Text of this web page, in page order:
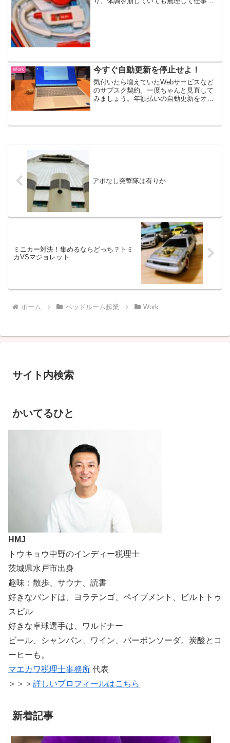
Work 今すぐ自動更新を停止せよ！
気付いたら増えていたWebサービスなど
のサブスク契約。一度ちゃんと見直して
みましょう。年額払いの自動更新をオフ
アポなし突撃隊は有りか
ミニカー対決！集めるならどっち？トミ
カVSマジョレット
ホーム ベッドルーム起業 Work
サイト内検索
かいてるひと
HMJ
トウキョウ中野のインディー税理士
茨城県水戸市出身
趣味：散歩、サウナ、読書
好きなバンドは、ヨラテンゴ、ペイブメント、ビルトトゥ
スピル
好きな卓球選手は、ワルドナー
ビール、シャンパン、ワイン、バーボンソーダ。炭酸とコ
ーヒーも。
マエカワ税理士事務所 代表
＞＞＞ 詳しいプロフィールはこちら
新着記事